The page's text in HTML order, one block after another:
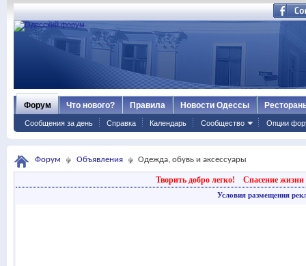
Форум
Сообщения за день Справка Календарь Сообщество Опции
Что нового? Правила Новости Одессы
Форум Объявления Одежда, обувь и аксессуары
Творить добро легко! Спасение жизни
Условия размещения